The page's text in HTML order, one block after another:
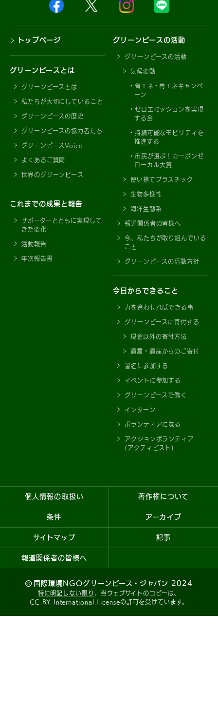
トップページ
グリーンピースとは
グリーンピースとは
私たちが大切にしていること
グリーンピースの歴史
グリーンピースの協力者たち
グリーンピースVoice
よくあるご質問
世界のグリーンピース
これまでの成果と報告
サポーターとともに実現して
きた変化
活動報告
年次報告書
グリーンピースの活動
グリーンピースの活動
気候変動
省エネ・再エネキャンペ
ーン
ゼロエミッションを実現
する会
持続可能なモビリティを
推進する
市民が選ぶ！カーボンゼ
ローカル大賞
使い捨てプラスチック
生物多様性
海洋生態系
報道関係者の皆様へ
今、私たちが取り組んでいる
こと
グリーンピースの活動方針
今日からできること
力を合わせればできる事
グリーンピースに寄付する
現金以外の寄付方法
遺言・遺産からのご寄付
署名に参加する
イベントに参加する
グリーンピースで働く
インターン
ボランティアになる
アクションボランティア
(アクティビスト)
個人情報の取扱い 著作権について
条件 アーカイブ
サイトマップ 記事
報道関係者の皆様へ
国際環境NGOグリーンピース・ジャパン 2024
特に明記しない限り 、当ウェブサイトのコピーは、
CC-BY International Licenseの許可を受けています。